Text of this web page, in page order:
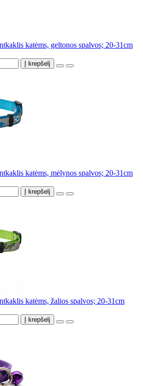
katėms, geltonos spalvos; 20-31cm
Į krepšelį
katėms, mėlynos spalvos; 20-31cm
Į krepšelį
katėms, žalios spalvos; 20-31cm
Į krepšelį